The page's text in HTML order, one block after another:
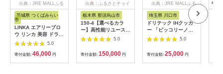
出典：JRE MALLふる
さと納税
茨城県 つくばみらい
市
LINKA エアリーブロ
ウ リンカ 美容 ドライ
ヤー ヘアケア 髪 エス
テ ギフト ラッピング
贈呈品 プレゼント 母
の日 母の日準備 母の
5.0
寄付金額: 46,000 円
出典：ふるさとチョイ
ス
栃木県 那須烏山市
150-4【選べるカラ
ー】高性能リユース
スマホ Apple
iPhoneSE 3 128GB
SIMロック解除済 本
体のみ ｜ 中古 再生品
本体 端末
5.0
寄付金額: 150,000 円
出典：JRE MALLふる
さと納税
埼玉県 川口市
ドリテック IHクッカ
ー 「ピッコリーノ」
ブラック DI-
217BK【1642626】
5.0
寄付金額: 25,000 円